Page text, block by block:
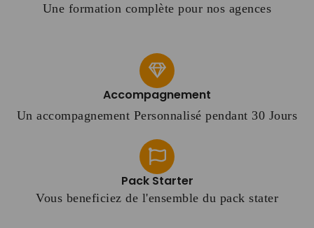
Une formation complète pour nos agences
Accompagnement
Un accompagnement Personnalisé pendant 30 Jours
Pack Starter
Vous beneficiez de l'ensemble du pack stater